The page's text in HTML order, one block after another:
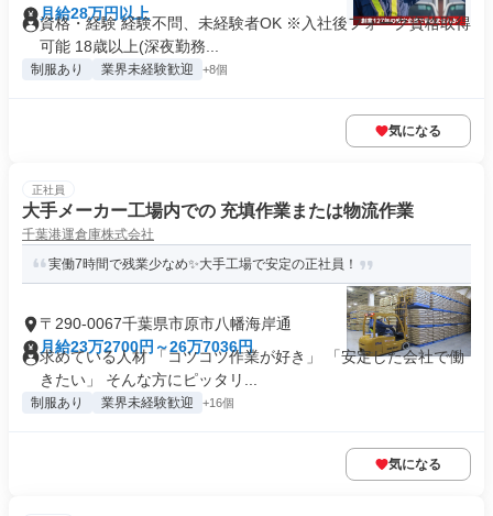
月給28万円以上
資格・経験 経験不問、未経験者OK ※入社後フォーク資格取得
可能 18歳以上(深夜勤務...
制服あり 業界未経験歓迎 +8個
気になる
正社員
大手メーカー工場内での 充填作業または物流作業
千葉港運倉庫株式会社
実働7時間で残業少なめ✨大手工場で安定の正社員！
〒290-0067千葉県市原市八幡海岸通
月給23万2700円～26万7036円
求めている人材 「コツコツ作業が好き」 「安定した会社で働
きたい」 そんな方にピッタリ...
制服あり 業界未経験歓迎 +16個
気になる